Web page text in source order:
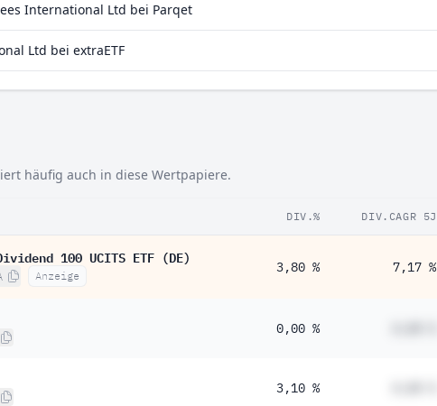
International Ltd bei Parqet
Ltd bei extraETF
häufig auch in diese Wertpapiere.
DIV.% DIV.CAGR 5J
100 UCITS ETF (DE)
Anzeige
3,80 % 7,17 %
0,00 %
3,10 %